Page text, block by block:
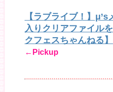
【ラブライブ！】
入りクリアファイル
クフェスちゃんねる】
←Pickup